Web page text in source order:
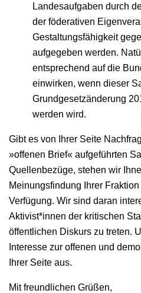
Landesaufgaben durch
der föderativen
Gestaltungsfähigkeit
aufgegeben werden.
entsprechend auf die
einwirken, wenn dieser
Grundgesetzänderung
werden wird.
Gibt es von Ihrer Seite
»offenen Brief« aufgeführten
Quellenbezüge, stehen wir
Meinungsfindung Ihrer
Verfügung. Wir sind daran
Aktivist*innen der kritischen
öffentlichen Diskurs zu treten.
Interesse zur offenen und
Ihrer Seite aus.
Mit freundlichen Grüßen,